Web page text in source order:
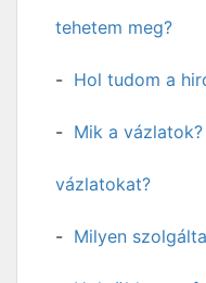
tehetem meg?
Hol tudom a
Mik a
vázlatokat?
Milyen